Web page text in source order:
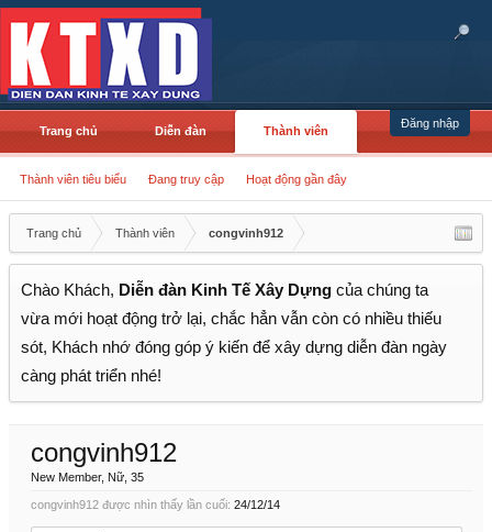
Đăng nhập
Trang chủ Diễn đàn Thành viên
Thành viên tiêu biểu Đang truy cập Hoạt động gần đây
Trang chủ Thành viên congvinh912
Chào Khách, Diễn đàn Kinh Tế Xây Dựng của chúng ta
vừa mới hoạt động trở lại, chắc hẳn vẫn còn có nhiều thiếu
sót, Khách nhớ đóng góp ý kiến để xây dựng diễn đàn ngày
càng phát triển nhé!
congvinh912
New Member, Nữ, 35
congvinh912 được nhìn thấy lần cuối: 24/12/14